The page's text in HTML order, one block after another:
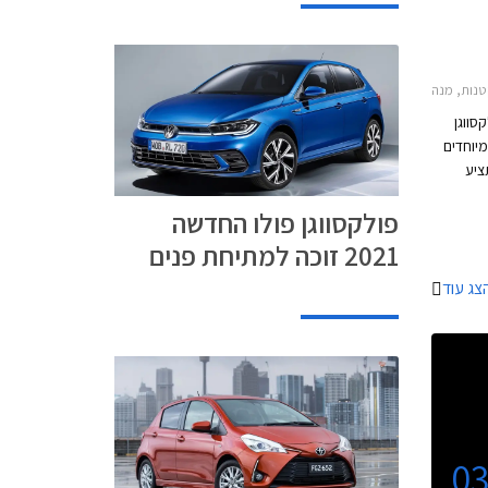
סופרב 2015-2019, סקודה פאביה 2008-2010, סקודה סיטיגו 2012-2017, פולקסווגן גולף 5 דלתות 2017-2021, פולקסווגן ג'טה 2015-2018, פולקסווגן חיפושית 2014-2018, פולקסווגן טיגואן 2017-2020, פולקסווגן פאסאט 2015-2019מבצע צ'מפיון מוטורס ספטמבר 2017
תציע
מספר
עוד
פולקסווגן פולו החדשה
2021 זוכה למתיחת פנים